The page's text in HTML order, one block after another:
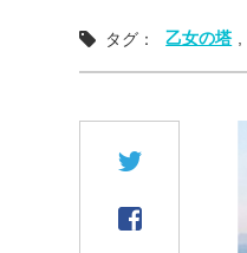
タグ： 乙女の塔